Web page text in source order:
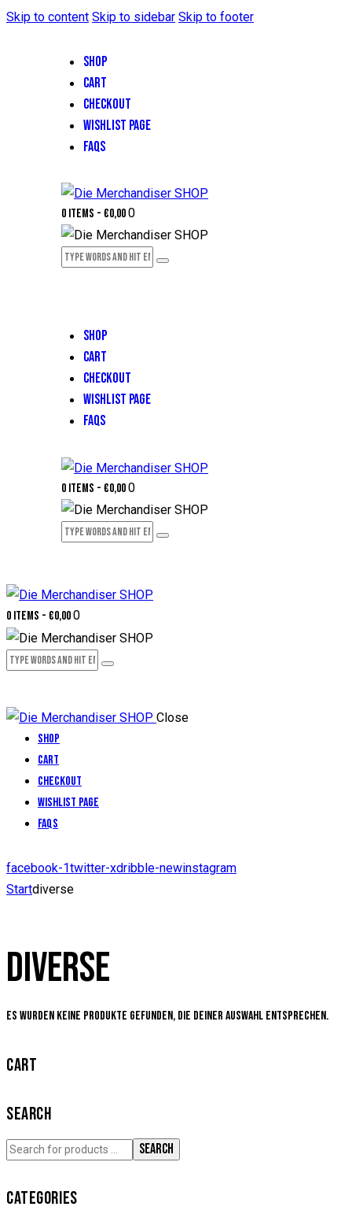
Skip to content Skip to sidebar Skip to footer
SHOP
CART
CHECKOUT
WISHLIST PAGE
FAQS
0 items - €0,000
SHOP
CART
CHECKOUT
WISHLIST PAGE
FAQS
0 items - €0,000
0 items - €0,000
Close
Shop
Cart
Checkout
Wishlist Page
FAQs
facebook-1twitter-xdribble-newinstagram
Startdiverse
DIVERSE
Es wurden keine Produkte gefunden, die deiner Auswahl entsprechen.
CART
SEARCH
SEARCH
CATEGORIES